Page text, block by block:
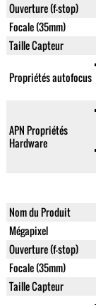
Ouverture (f-stop)
Focale (35mm)
Taille Capteur
Propriétés autofocus
APN Propriétés
Hardware
Nom du Produit
Mégapixel
Ouverture (f-stop)
Focale (35mm)
Taille Capteur